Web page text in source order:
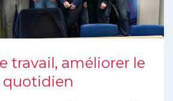
travail, améliorer le
quotidien